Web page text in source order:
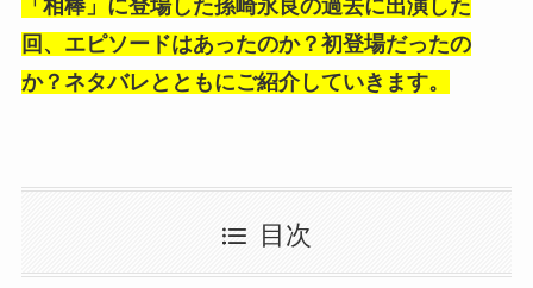
「相棒」に登場した孫崎永良の過去に出演した
回、エピソードはあったのか？初登場だったの
か？ネタバレとともにご紹介していきます。
目次